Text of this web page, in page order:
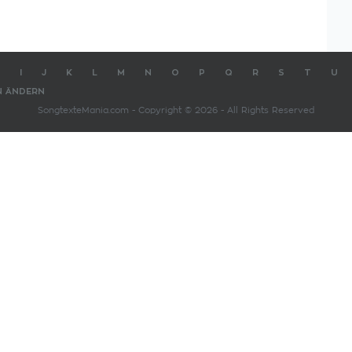
J K M N O P Q R S T U
ÄNDERN
SongtexteMania.com - Copyright © 2026 - All Rights Reserved